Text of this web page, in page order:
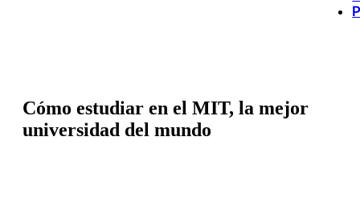
Cómo estudiar en el MIT, la mejor
universidad del mundo